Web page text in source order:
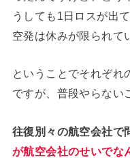
うしても1日ロスが出
空発は休みが限られて
ということでそれぞれ
ですが、普段やらない
往復別々の航空会社で
が航空会社のせいでな